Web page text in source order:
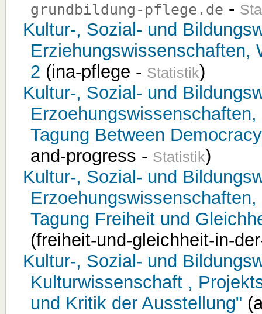
grundbildung-pflege.de -
Kultur-, Sozial- und
Erziehungswissenschaften,
2 (ina-pflege - Statistik)
Kultur-, Sozial- und
Tagung Between
and-progress - Statistik)
Kultur-, Sozial- und
Tagung Freiheit und
(freiheit-und-gleichheit-in-
Kultur-, Sozial- und
Kulturwissenschaft ,
und Kritik der Ausstellung"